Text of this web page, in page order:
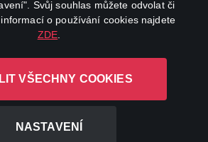
Svůj souhlas můžete odvolat či
o používání cookies najdete
ZDE
VŠECHNY COOKIES
NASTAVENÍ